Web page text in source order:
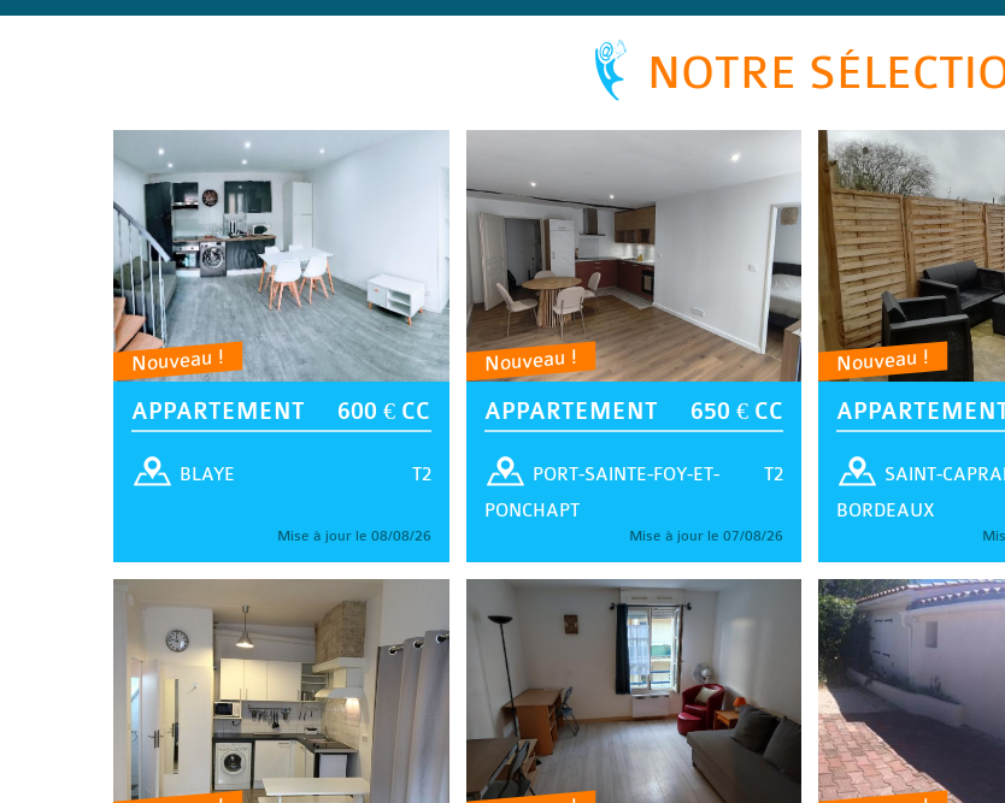
NOTRE
Nouveau !
APPARTEMENT 600 € CC
T2
BLAYE
Mise à jour le 08/08/26
Nouveau !
APPARTEMENT 650 € CC
T2
PORT-SAINTE-FOY-ET-
PONCHAPT
Mise à jour le 07/08/26
Nouveau !
SAINT-
BORDEAUX